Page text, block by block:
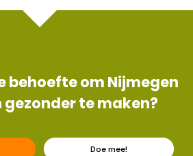
behoefte om Nijmegen
gezonder te maken?
Doe mee!